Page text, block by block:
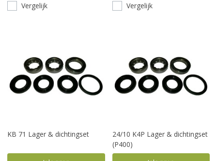
Vergelijk Vergelijk
KB 71 Lager & dichtingset
24/10 K4P Lager & dichtingset
(P400)